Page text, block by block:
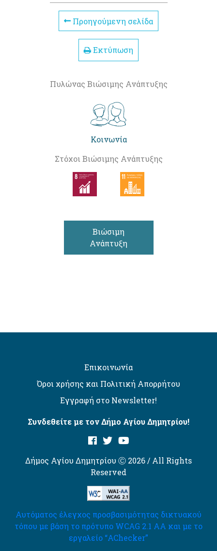
Προηγούμενη σελίδα
Εκτύπωση
Πυλώνας Βιώσιμης Ανάπτυξης
Κοινωνία
Στόχοι Βιώσιμης Ανάπτυξης
Βιώσιμη
Ανάπτυξη
Επικοινωνία
Όροι χρήσης και Πολιτική Απορρήτου
Εγγραφή στο Newsletter!
Συνδεθείτε με τον Δήμο Αγίου Δημητρίου!
Δήμος Αγίου Δημητρίου Ⓒ 2026 / All Rights
Reserved
Αυτόματος έλεγχος προσβασιμότητας δικτυακού
τόπου με βάση το πρότυπο WCAG 2.1 AA και με το
εργαλείο “AChecker”